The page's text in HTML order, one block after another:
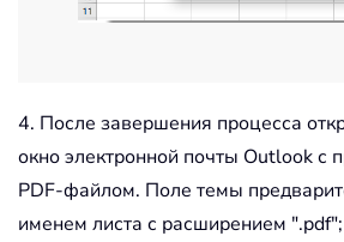
End
4. После завершения процесса
окно электронной почты Outlook с
PDF-файлом. Поле темы
именем листа с расширением